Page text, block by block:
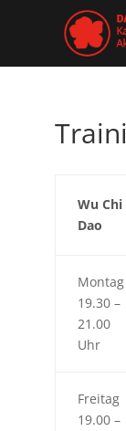
Wu Chi
Dao
Montag
19.30 –
21.00
Uhr
Freitag
19.00 –